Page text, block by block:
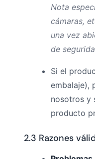
Nota
cámaras,
una vez
de
Si el
embalaje),
nosotros y
producto
2.3 Razones